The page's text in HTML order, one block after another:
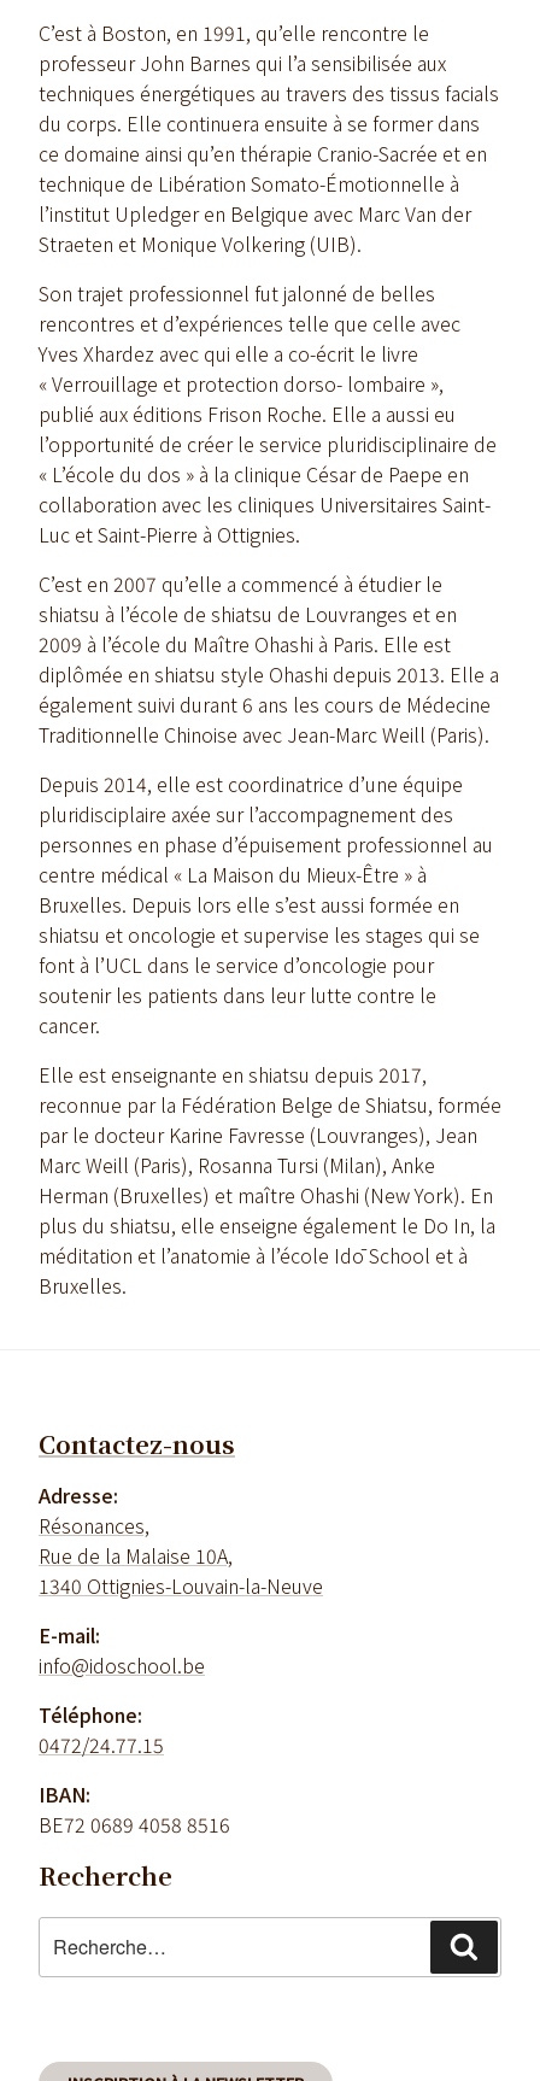
C’est à Boston, en 1991, qu’elle rencontre le
professeur John Barnes qui l’a sensibilisée aux
techniques énergétiques au travers des tissus facials
du corps. Elle continuera ensuite à se former dans
ce domaine ainsi qu’en thérapie Cranio-Sacrée et en
technique de Libération Somato-Émotionnelle à
l’institut Upledger en Belgique avec Marc Van der
Straeten et Monique Volkering (UIB).
Son trajet professionnel fut jalonné de belles
rencontres et d’expériences telle que celle avec
Yves Xhardez avec qui elle a co-écrit le livre
« Verrouillage et protection dorso- lombaire »,
publié aux éditions Frison Roche. Elle a aussi eu
l’opportunité de créer le service pluridisciplinaire de
« L’école du dos » à la clinique César de Paepe en
collaboration avec les cliniques Universitaires Saint-
Luc et Saint-Pierre à Ottignies.
C’est en 2007 qu’elle a commencé à étudier le
shiatsu à l’école de shiatsu de Louvranges et en
2009 à l’école du Maître Ohashi à Paris. Elle est
diplômée en shiatsu style Ohashi depuis 2013. Elle a
également suivi durant 6 ans les cours de Médecine
Traditionnelle Chinoise avec Jean-Marc Weill (Paris).
Depuis 2014, elle est coordinatrice d’une équipe
pluridisciplaire axée sur l’accompagnement des
personnes en phase d’épuisement professionnel au
centre médical « La Maison du Mieux-Être » à
Bruxelles. Depuis lors elle s’est aussi formée en
shiatsu et oncologie et supervise les stages qui se
font à l’UCL dans le service d’oncologie pour
soutenir les patients dans leur lutte contre le
cancer.
Elle est enseignante en shiatsu depuis 2017,
reconnue par la Fédération Belge de Shiatsu, formée
par le docteur Karine Favresse (Louvranges), Jean
Marc Weill (Paris), Rosanna Tursi (Milan), Anke
Herman (Bruxelles) et maître Ohashi (New York). En
plus du shiatsu, elle enseigne également le Do In, la
méditation et l’anatomie à l’école Idō School et à
Bruxelles.
Contactez-nous
Adresse:
Résonances,
Rue de la Malaise 10A,
1340 Ottignies-Louvain-la-Neuve
E-mail:
info@idoschool.be
Téléphone:
0472/24.77.15
IBAN:
BE72 0689 4058 8516
Recherche
pour